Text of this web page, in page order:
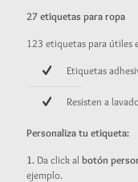
27 etiquetas para ropa
123 etiquetas para útiles
Etiquetas
Resisten a
Personaliza tu etiqueta:
1. Da click al botón
ejemplo.